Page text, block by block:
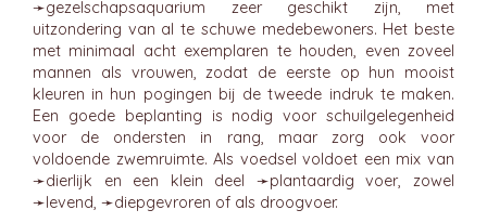
➛gezelschapsaquarium zeer geschikt zijn, met
uitzondering van al te schuwe medebewoners. Het beste
met minimaal acht exemplaren te houden, even zoveel
mannen als vrouwen, zodat de eerste op hun mooist
kleuren in hun pogingen bij de tweede indruk te maken.
Een goede beplanting is nodig voor schuilgelegenheid
voor de ondersten in rang, maar zorg ook voor
voldoende zwemruimte. Als voedsel voldoet een mix van
➛dierlijk en een klein deel ➛plantaardig voer, zowel
➛levend, ➛diepgevroren of als droogvoer.